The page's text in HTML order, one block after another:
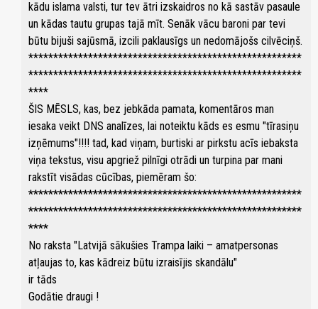
kādu islama valsti, tur tev ātri izskaidros no kā sastāv pasaule
un kādas tautu grupas tajā mīt. Senāk vācu baroni par tevi
būtu bijuši sajūsmā, izcili paklausīgs un nedomājošs cilvēciņš.
*******************************************************
*******************************************************
****
ŠIS MĒSLS, kas, bez jebkāda pamata, komentāros man
iesaka veikt DNS analīzes, lai noteiktu kāds es esmu "tīrasiņu
izņēmums"!!!! tad, kad viņam, burtiski ar pirkstu acīs iebaksta
viņa tekstus, visu apgriež pilnīgi otrādi un turpina par mani
rakstīt visādas cūcības, piemēram šo:
*******************************************************
*******************************************************
****
No raksta "Latvijā sākušies Trampa laiki – amatpersonas
atļaujas to, kas kādreiz būtu izraisījis skandālu"
ir tāds
Godātie draugi !